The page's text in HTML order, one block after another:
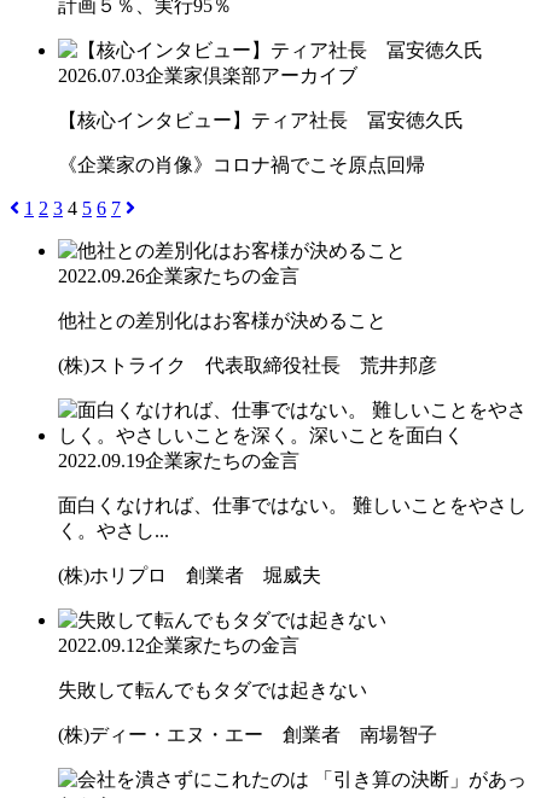
計画５％、実行95％
2026.07.03企業家倶楽部アーカイブ
【核心インタビュー】ティア社長 冨安徳久氏
《企業家の肖像》コロナ禍でこそ原点回帰
1 2 3 4 5 6 7
2022.09.26企業家たちの金言
他社との差別化はお客様が決めること
(株)ストライク 代表取締役社長 荒井邦彦
2022.09.19企業家たちの金言
面白くなければ、仕事ではない。 難しいことをやさし
く。やさし...
(株)ホリプロ 創業者 堀威夫
2022.09.12企業家たちの金言
失敗して転んでもタダでは起きない
(株)ディー・エヌ・エー 創業者 南場智子